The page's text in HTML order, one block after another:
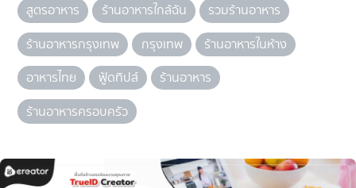
สูตรอาหาร ร้านอาหารใกล้ฉัน
รวมร้านอาหาร
ร้านอาหารกรุงเทพ
กรุงเทพ
ร้านอาหารในห้าง
อาหารไทย
ฟู้ดทิปส์
ร้านอาหาร
ร้านอาหารครอบครัว